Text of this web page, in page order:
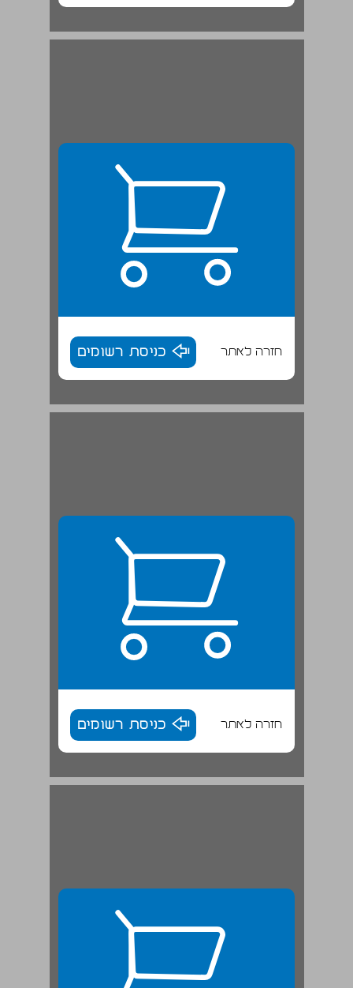
פרק ב': התקופה המהפכנית ... 18
חזרה לאתר כניסת רשומים
חזרה לאתר כניסת רשומים